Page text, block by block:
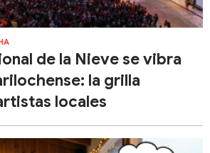
de la Nieve se vibra
la grilla
locales